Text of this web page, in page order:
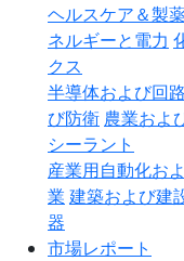
ヘルスケア＆製
ネルギーと電力
クス
半導体および回路
び防衛 農業およ
シーラント
産業用自動化お
業 建築および建
器
市場レポート